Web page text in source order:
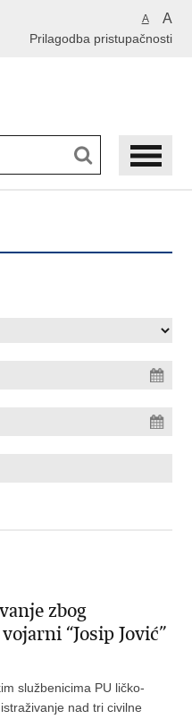
A A
Prilagodba pristupačnosti
zbog
“Josip Jović”
službenicima PU ličko-
nad tri civilne